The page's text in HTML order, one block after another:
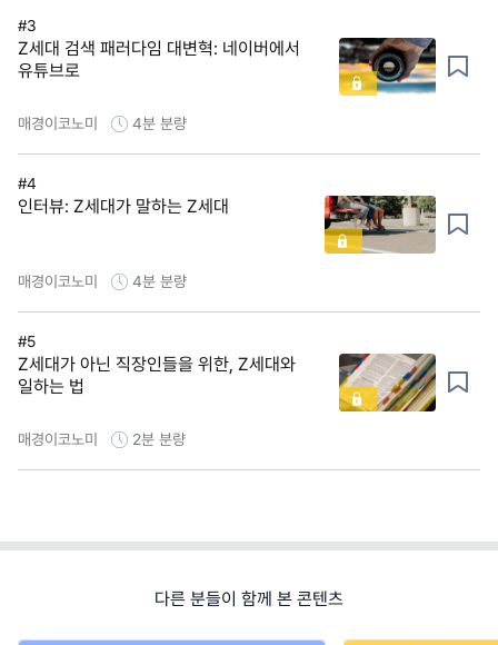
#3
Z세대 검색 패러다임 대변혁: 네이버에서
유튜브로
매경이코노미 4분 분량
#4
인터뷰: Z세대가 말하는 Z세대
매경이코노미 4분 분량
#5
Z세대가 아닌 직장인들을 위한, Z세대와
일하는 법
매경이코노미 2분 분량
다른 분들이 함께 본 콘텐츠